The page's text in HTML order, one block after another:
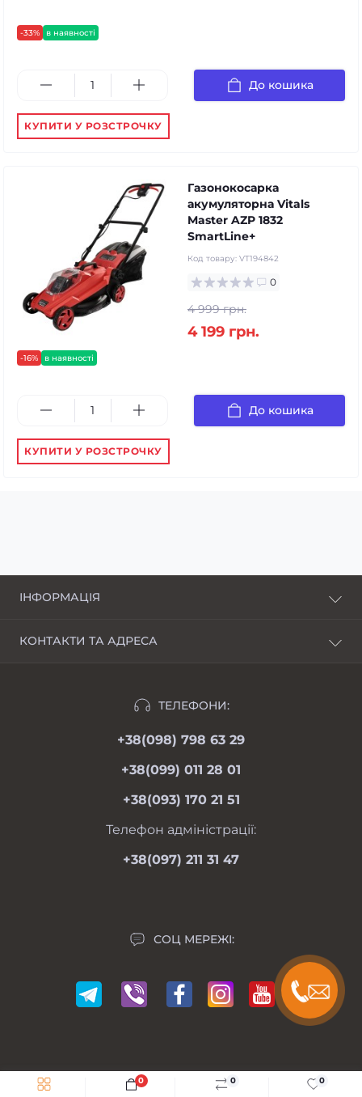
0 0
0
-33% в наявності
До кошика
КУПИТИ У РОЗСТРОЧКУ
-16% в наявності
Газонокосарка
акумуляторна Vitals
Master AZP 1832
SmartLine+
Код товару: VT194842
0
4 999 грн.
4 199 грн.
До кошика
КУПИТИ У РОЗСТРОЧКУ
ІНФОРМАЦІЯ
Особистий кабінет
КОНТАКТИ ТА АДРЕСА
ТЕЛЕФОНИ:
+38(098) 798 63 29
+38(099) 011 28 01
+38(093) 170 21 51
Телефон адміністрації:
+38(097) 211 31 47
СОЦ МЕРЕЖІ: